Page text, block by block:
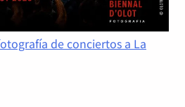
de conciertos a La